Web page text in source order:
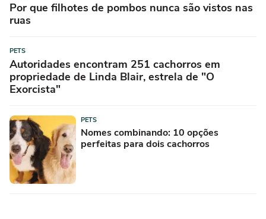
Por que filhotes de pombos nunca são vistos nas
ruas
PETS
Autoridades encontram 251 cachorros em
propriedade de Linda Blair, estrela de "O
Exorcista"
PETS
Nomes combinando: 10 opções
perfeitas para dois cachorros